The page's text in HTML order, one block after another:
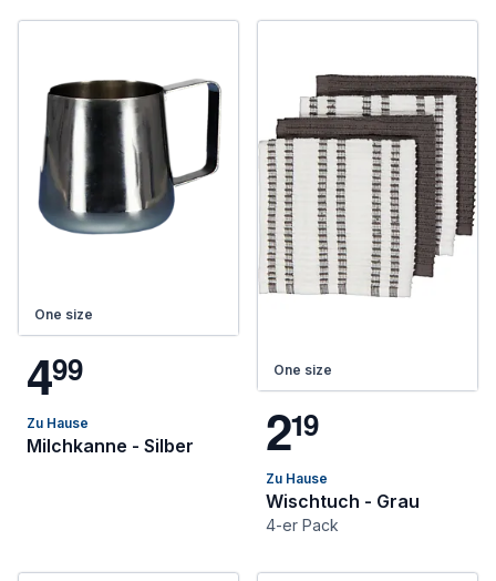
One size
499
Zu Hause
Milchkanne - Silber
One size
219
Zu Hause
Wischtuch - Grau
4-er Pack